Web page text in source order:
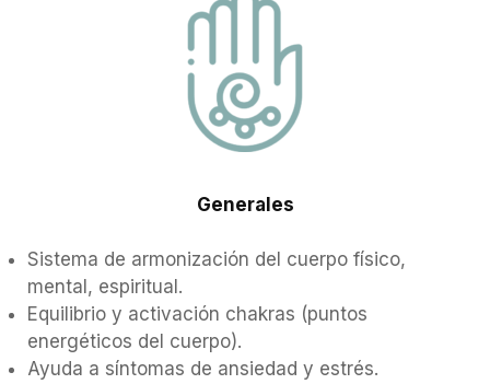
Generales
Sistema de armonización del cuerpo físico,
mental, espiritual.
Equilibrio y activación chakras (puntos
energéticos del cuerpo).
Ayuda a síntomas de ansiedad y estrés.